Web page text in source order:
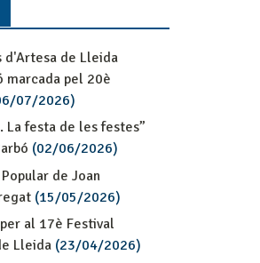
d'Artesa de Lleida
marcada pel 20è
07/2026)
La festa de les festes”
(02/06/2026)
de Joan
(15/05/2026)
al 17è Festival
Lleida(23/04/2026)